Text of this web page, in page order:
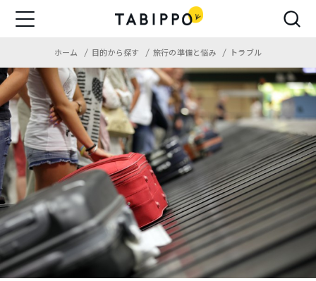
ホーム 目的から探す 旅行の準備と悩み トラブル